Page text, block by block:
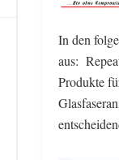
In den
aus:
Produkte